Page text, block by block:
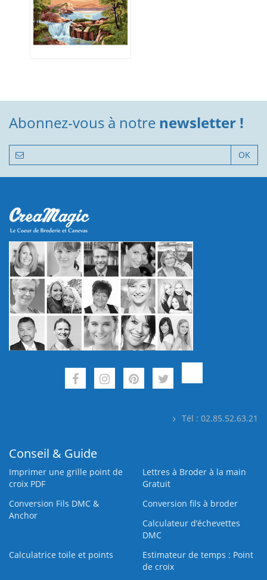
Abonnez-vous à notre newsletter !
OK
Tél : 02.85.52.63.21
Conseil & Guide
Imprimer une grille point de
croix PDF
Lettres à Broder à la main
Gratuit
Conversion Fils DMC &
Anchor
Conversion fils à broder
Calculateur d’échevettes
DMC
Calculatrice toile et points
Estimateur de temps : Point
de croix